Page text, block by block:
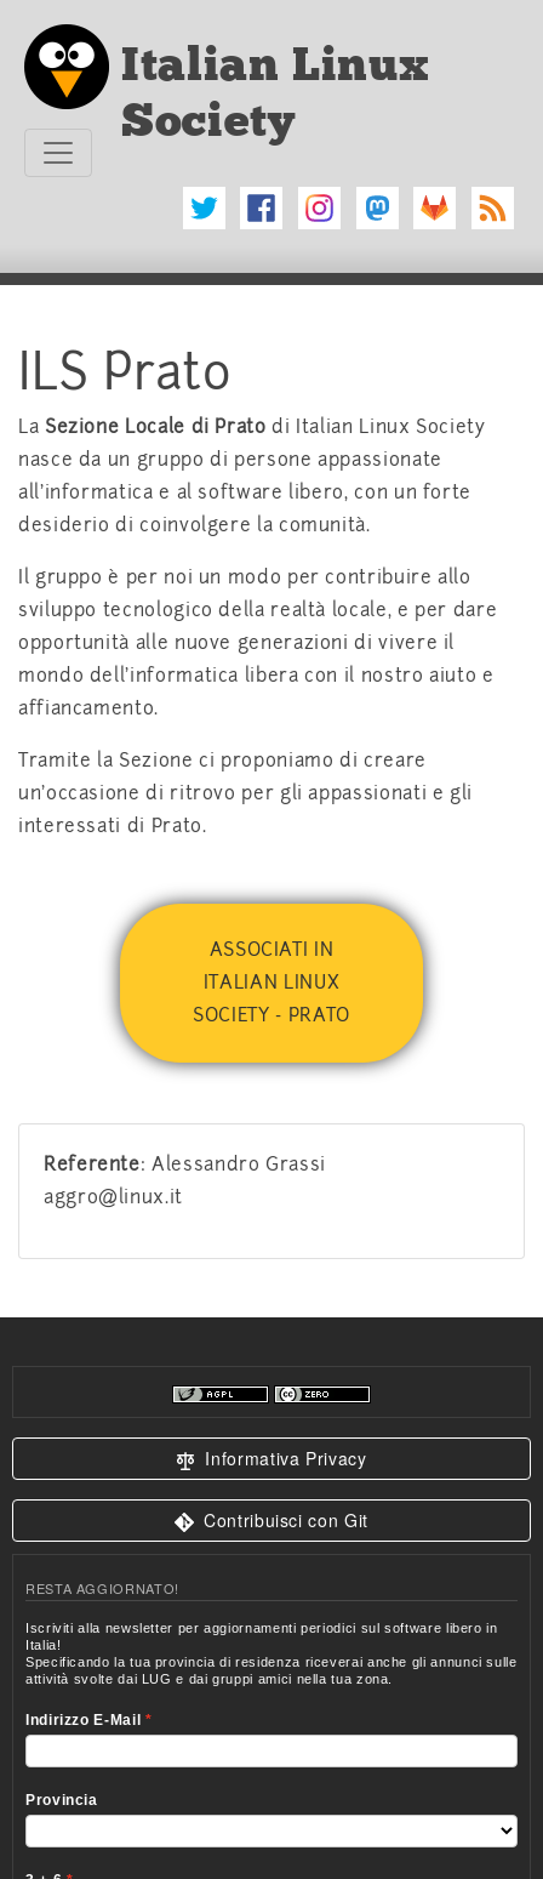
Italian Linux
Society
ILS Prato
La Sezione Locale di Prato di Italian Linux Society
nasce da un gruppo di persone appassionate
all'informatica e al software libero, con un forte
desiderio di coinvolgere la comunità.
Il gruppo è per noi un modo per contribuire allo
sviluppo tecnologico della realtà locale, e per dare
opportunità alle nuove generazioni di vivere il
mondo dell'informatica libera con il nostro aiuto e
affiancamento.
Tramite la Sezione ci proponiamo di creare
un'occasione di ritrovo per gli appassionati e gli
interessati di Prato.
ASSOCIATI IN
ITALIAN LINUX
SOCIETY - PRATO
Referente: Alessandro Grassi
aggro@linux.it
Informativa Privacy
Contribuisci con Git
RESTA AGGIORNATO!